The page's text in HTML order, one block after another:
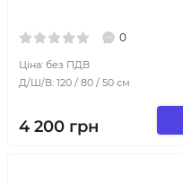
0
Ціна: без ПДВ
Д/Ш/В: 120 / 80 / 50 см
4 200 грн